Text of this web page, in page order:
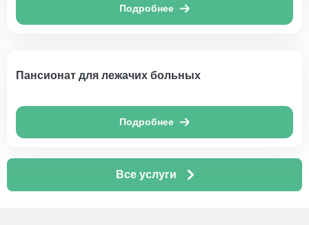
Подробнее
Пансионат для лежачих больных
Подробнее
Все услуги